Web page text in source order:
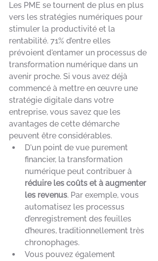
Les PME se tournent de plus en plus
vers les stratégies numériques pour
stimuler la productivité et la
rentabilité. 71% d’entre elles
prévoient d'entamer un processus de
transformation numérique dans un
avenir proche. Si vous avez déjà
commencé à mettre en œuvre une
stratégie digitale dans votre
entreprise, vous savez que les
avantages de cette démarche
peuvent être considérables.
D'un point de vue purement
financier, la transformation
numérique peut contribuer à
réduire les coûts et à augmenter
les revenus. Par exemple, vous
automatisez les processus
d’enregistrement des feuilles
d’heures, traditionnellement très
chronophages.
Vous pouvez également